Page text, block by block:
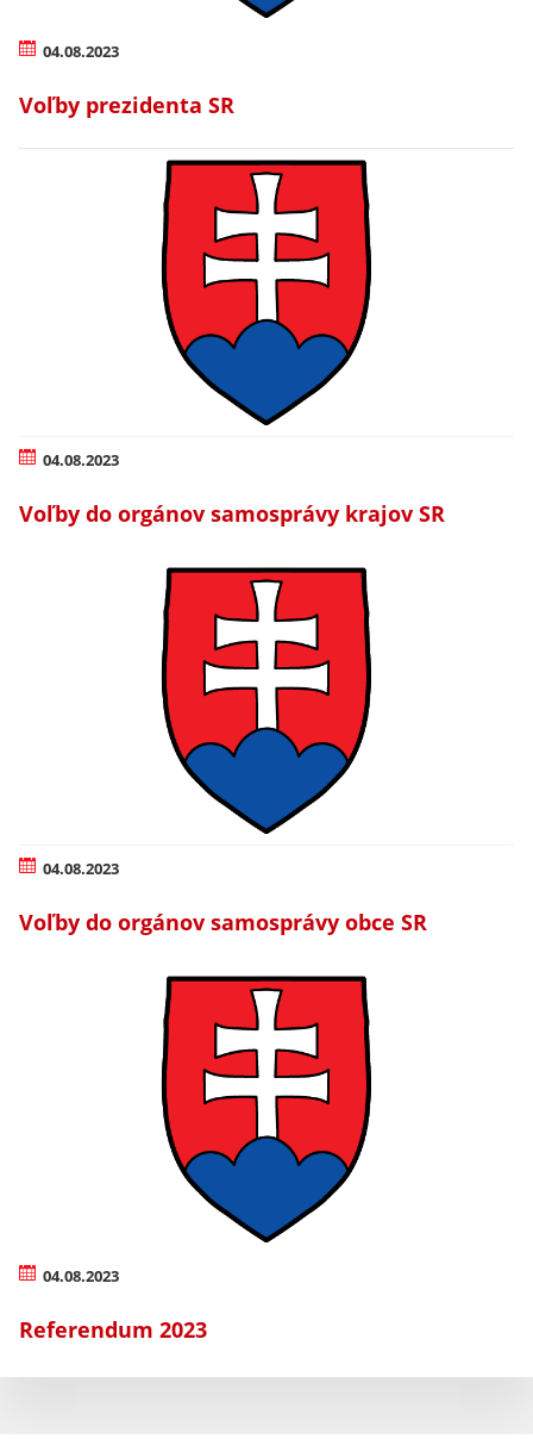
04.08.2023
Voľby prezidenta SR
04.08.2023
Voľby do orgánov samosprávy krajov SR
04.08.2023
Voľby do orgánov samosprávy obce SR
04.08.2023
Referendum 2023